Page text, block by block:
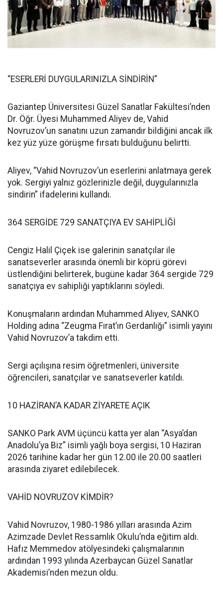
“ESERLERİ DUYGULARINIZLA SİNDİRİN”
Gaziantep Üniversitesi Güzel Sanatlar Fakültesi’nden
Dr. Öğr. Üyesi Muhammed Aliyev de, Vahid
Novruzov’un sanatını uzun zamandır bildiğini ancak ilk
kez yüz yüze görüşme fırsatı bulduğunu belirtti.
Aliyev, “Vahid Novruzov’un eserlerini anlatmaya gerek
yok. Sergiyi yalnız gözlerinizle değil, duygularınızla
sindirin” ifadelerini kullandı.
364 SERGİDE 729 SANATÇIYA EV SAHİPLİĞİ
Cengiz Halil Çiçek ise galerinin sanatçılar ile
sanatseverler arasında önemli bir köprü görevi
üstlendiğini belirterek, bugüne kadar 364 sergide 729
sanatçıya ev sahipliği yaptıklarını söyledi.
Konuşmaların ardından Muhammed Aliyev, SANKO
Holding adına “Zeugma Fırat’ın Gerdanlığı” isimli yayını
Vahid Novruzov’a takdim etti.
Sergi açılışına resim öğretmenleri, üniversite
öğrencileri, sanatçılar ve sanatseverler katıldı.
10 HAZİRAN’A KADAR ZİYARETE AÇIK
SANKO Park AVM üçüncü katta yer alan “Asya’dan
Anadolu’ya Biz” isimli yağlı boya sergisi, 10 Haziran
2026 tarihine kadar her gün 12.00 ile 20.00 saatleri
arasında ziyaret edilebilecek.
VAHİD NOVRUZOV KİMDİR?
Vahid Novruzov, 1980-1986 yılları arasında Azim
Azimzade Devlet Ressamlık Okulu’nda eğitim aldı.
Hafız Memmedov atölyesindeki çalışmalarının
ardından 1993 yılında Azerbaycan Güzel Sanatlar
Akademisi’nden mezun oldu.